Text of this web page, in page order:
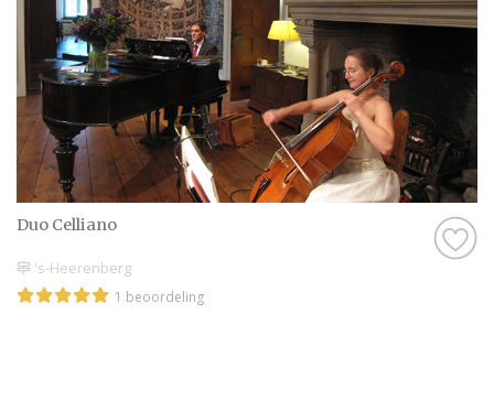
Duo Celliano
's-Heerenberg
1 beoordeling